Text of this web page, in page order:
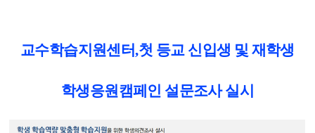
교수학습지원센터,첫 등교 신입생 및 재학생
학생응원캠페인 설문조사 실시